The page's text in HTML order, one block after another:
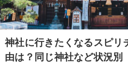
神社に行きたくなるスピリ
由は？同じ神社など状況別